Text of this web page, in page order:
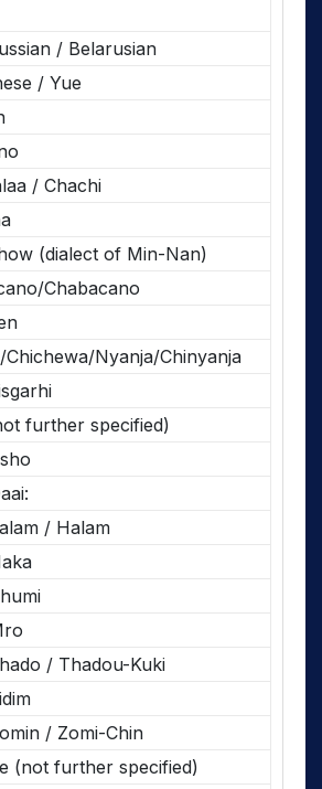
/ Belarusian
/ Yue
/ Chachi
(dialect of Min-Nan)
Chabacano
Chichewa/Nyanja/Chinyanja
further specified)
/ Halam
/ Thadou-Kuki
/ Zomi-Chin
(not further specified)